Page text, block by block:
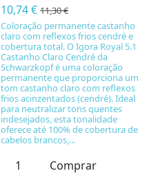
10,74 € 11,30 €
Coloração permanente castanho
claro com reflexos frios cendré e
cobertura total. O Igora Royal 5.1
Castanho Claro Cendré da
Schwarzkopf é uma coloração
permanente que proporciona um
tom castanho claro com reflexos
frios acinzentados (cendré). Ideal
para neutralizar tons quentes
indesejados, esta tonalidade
oferece até 100% de cobertura de
cabelos brancos,...
Comprar